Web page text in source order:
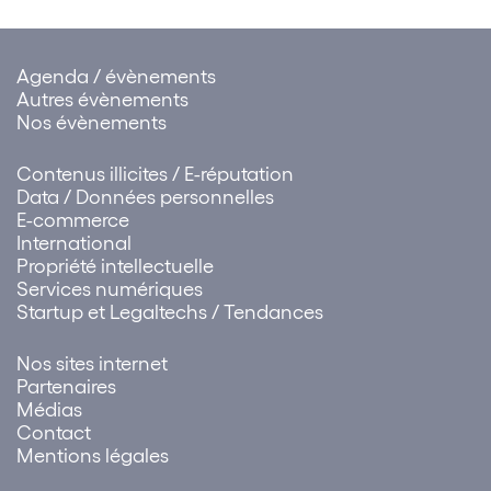
testées par
centrales. C’est
ainsi que la Chine
teste…
modifier la Loi
Agenda / évènements
Autres évènements
Nos évènements
Contenus illicites / E-réputation
Data / Données personnelles
E-commerce
International
Propriété intellectuelle
Services numériques
Startup et Legaltechs / Tendances
Nos sites internet
Partenaires
Médias
Contact
Mentions légales